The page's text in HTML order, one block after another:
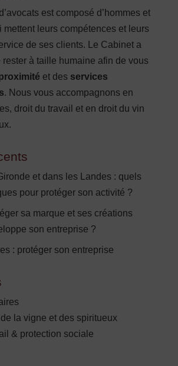
est composé d’hommes et
mettent leurs compétences et leurs
de ses clients. Le Cabinet a
à taille humaine afin de vous
et des services
. Nous vous accompagnons en
droit du travail et en droit du vin
et dans les Landes : quels
pour protéger son activité ?
sa marque et ses créations
son entreprise ?
: protéger son entreprise
la vigne et des spiritueux
& protection sociale